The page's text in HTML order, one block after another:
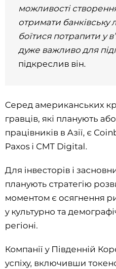
можливості
отримати банківську
боїтися потрапити у
дуже важливо для
підкреслив він.
Серед американських
гравців, які планують
працівників в Азії, є
Paxos і CMT Digital.
Для інвесторів і
планують стратегію
моментом є осягнення
у культурно та
регіоні.
Компанії у Південній
успіху, включивши